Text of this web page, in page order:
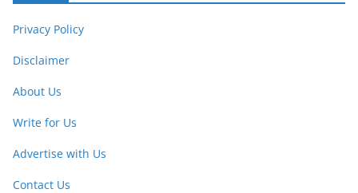
Privacy Policy
Disclaimer
About Us
Write for Us
Advertise with Us
Contact Us